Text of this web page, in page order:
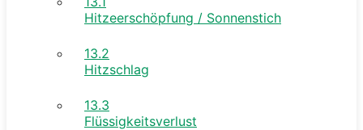
Hitzeerschöpfung / Sonnenstich
13.2
Hitzschlag
13.3
Flüssigkeitsverlust